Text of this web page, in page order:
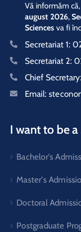
Vă informăm
august 2026,
Sciences va fi
Secretariat 1:
Secretariat 2:
Chief Secretary:
Email:
I want to be
Bachelor's
Master's
Doctoral
Postgraduate